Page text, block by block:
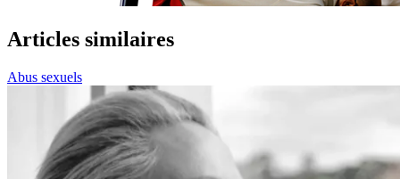
Articles similaires
Abus sexuels